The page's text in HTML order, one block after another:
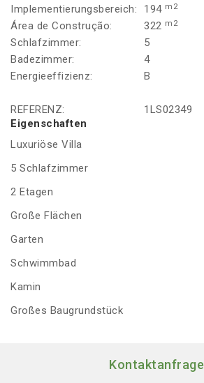
Implementierungsbereich: 194 m2
Área de Construção: 322 m2
Schlafzimmer:
5
Badezimmer:
4
Energieeffizienz:
B
REFERENZ:
1LS02349
Eigenschaften
Luxuriöse Villa
5 Schlafzimmer
2 Etagen
Große Flächen
Garten
Schwimmbad
Kamin
Großes Baugrundstück
Kontaktanfrage